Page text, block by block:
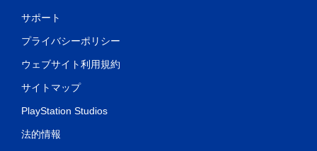
サポート
プライバシーポリシー
ウェブサイト利用規約
サイトマップ
PlayStation Studios
法的情報